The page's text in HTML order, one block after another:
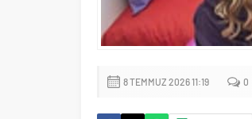
8 TEMMUZ 2026 11:19 0